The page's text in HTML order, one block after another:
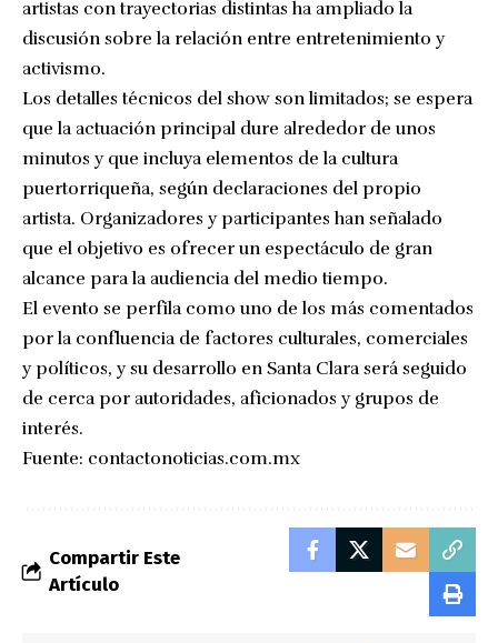
artistas con trayectorias distintas ha ampliado la
discusión sobre la relación entre entretenimiento y
activismo.
Los detalles técnicos del show son limitados; se espera
que la actuación principal dure alrededor de unos
minutos y que incluya elementos de la cultura
puertorriqueña, según declaraciones del propio
artista. Organizadores y participantes han señalado
que el objetivo es ofrecer un espectáculo de gran
alcance para la audiencia del medio tiempo.
El evento se perfila como uno de los más comentados
por la confluencia de factores culturales, comerciales
y políticos, y su desarrollo en Santa Clara será seguido
de cerca por autoridades, aficionados y grupos de
interés.
Fuente: contactonoticias.com.mx
Compartir Este
Artículo